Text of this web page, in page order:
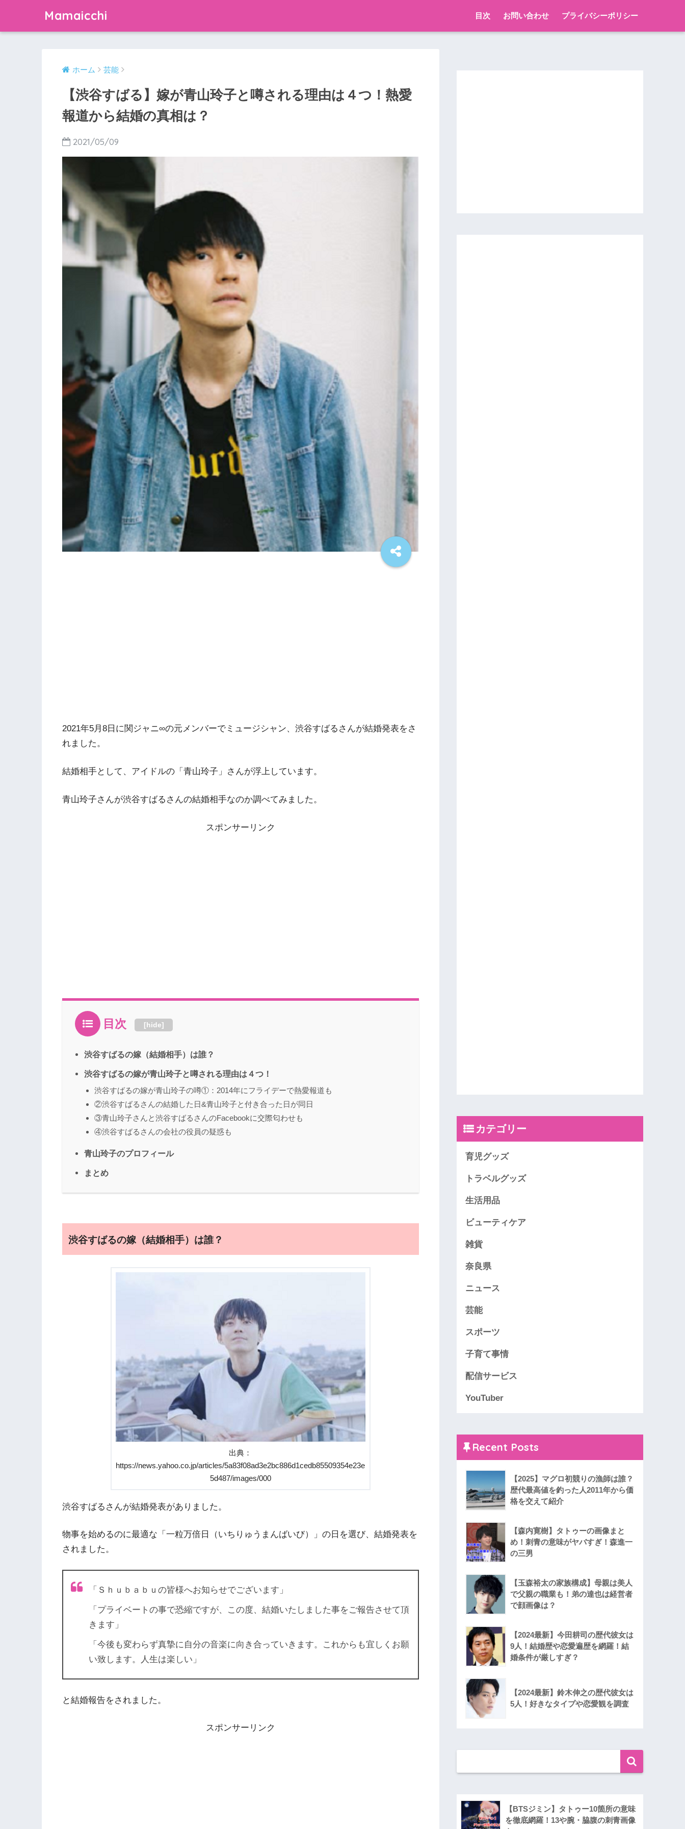
Mamaicchi 目次 お問い合わせ プライバシーポリシー
ホーム 芸能
【渋谷すばる】嫁が青山玲子と噂される理由は４つ！熱愛
報道から結婚の真相は？
2021/05/09
2021年5月8日に関ジャニ∞の元メンバーでミュージシャン、渋谷すばるさんが結婚発表をさ
れました。
結婚相手として、アイドルの「青山玲子」さんが浮上しています。
青山玲子さんが渋谷すばるさんの結婚相手なのか調べてみました。
スポンサーリンク
目次 [hide]
渋谷すばるの嫁（結婚相手）は誰？
渋谷すばるの嫁が青山玲子と噂される理由は４つ！
渋谷すばるの嫁が青山玲子の噂①：2014年にフライデーで熱愛報道も
②渋谷すばるさんの結婚した日&青山玲子と付き合った日が同日
③青山玲子さんと渋谷すばるさんのFacebookに交際匂わせも
④渋谷すばるさんの会社の役員の疑惑も
青山玲子のプロフィール
まとめ
渋谷すばるの嫁（結婚相手）は誰？
出典：
https://news.yahoo.co.jp/articles/5a83f08ad3e2bc886d1cedb85509354e23e
5d487/images/000
渋谷すばるさんが結婚発表がありました。
物事を始めるのに最適な「一粒万倍日（いちりゅうまんばいび）」の日を選び、結婚発表を
されました。
「Ｓｈｕｂａｂｕの皆様へお知らせでございます」
「プライベートの事で恐縮ですが、この度、結婚いたしました事をご報告させて頂
きます」
「今後も変わらず真摯に自分の音楽に向き合っていきます。これからも宜しくお願
い致します。人生は楽しい」
と結婚報告をされました。
スポンサーリンク
カテゴリー
育児グッズ
トラベルグッズ
生活用品
ビューティケア
雑貨
奈良県
ニュース
芸能
スポーツ
子育て事情
配信サービス
YouTuber
Recent Posts
【2025】マグロ初競りの漁師は誰？
歴代最高値を釣った人2011年から価
格を交えて紹介
【森内寛樹】タトゥーの画像まと
め！刺青の意味がヤバすぎ！森進一
の三男
【玉森裕太の家族構成】母親は美人
で父親の職業も！弟の達也は経営者
で顔画像は？
【2024最新】今田耕司の歴代彼女は
9人！結婚歴や恋愛遍歴を網羅！結
婚条件が厳しすぎ？
【2024最新】鈴木伸之の歴代彼女は
5人！好きなタイプや恋愛観を調査
【BTSジミン】タトゥー10箇所の意味
を徹底網羅！13や腕・脇腹の刺青画像